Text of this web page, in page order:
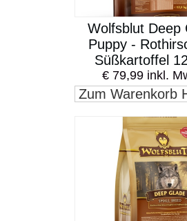
Wolfsblut Deep
Puppy -
Süßkartoffel
€ 79,99 inkl.
Zum Warenkorb